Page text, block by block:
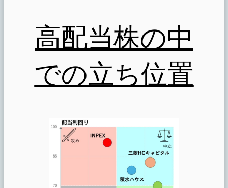
高配当株の中
での立ち位置